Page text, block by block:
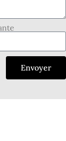
Envoyer